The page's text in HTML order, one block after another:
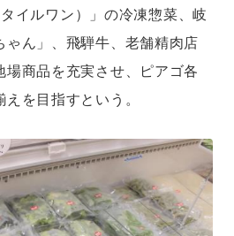
イルワン）」の冷凍惣菜、岐
ゃん」、飛騨牛、老舗精肉店
場商品を充実させ、ピアゴ各
を目指すという。